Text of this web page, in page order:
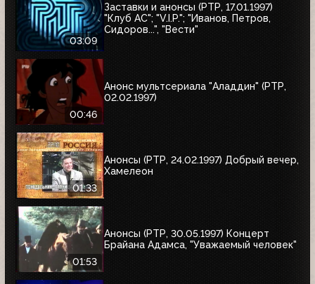
03:09
Заставки и анонсы (РТР, 17.01.1997)
"Клуб АС"; "V.I.P."; "Иванов, Петров,
Сидоров...", "Вести"
00:46
Анонс мультсериала "Аладдин" (РТР,
02.02.1997)
01:33
Анонсы (РТР, 24.02.1997) Добрый вечер,
Хамелеон
01:53
Анонсы (РТР, 30.05.1997) Концерт
Брайана Адамса, "Уважаемый человек"